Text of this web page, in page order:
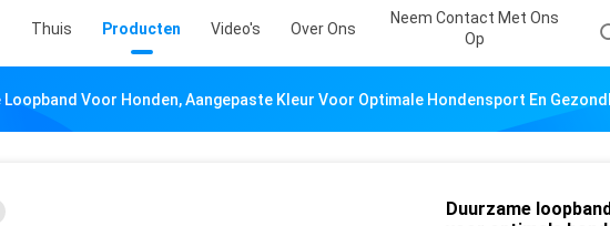
Thuis Producten Video's Over Ons
Neem Contact Met Ons
Op
Loopband Voor Honden, Aangepaste Kleur Voor Optimale Hondensport En
Duurzame